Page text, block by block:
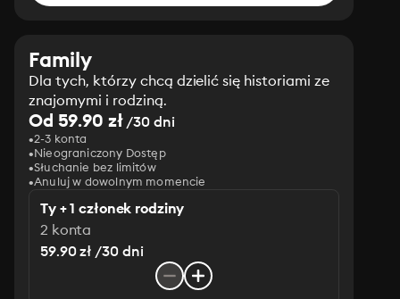
Family
Dla tych, którzy chcą dzielić się historiami ze
znajomymi i rodziną.
Od 59.90 zł/30 dni
2-3 konta
Nieograniczony Dostęp
Słuchanie bez limitów
Anuluj w dowolnym momencie
Ty + 1 członek rodziny
2 konta
59.90 zł /30 dni